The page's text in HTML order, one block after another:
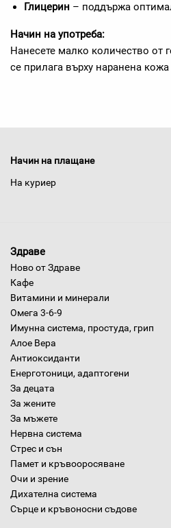
Глицерин – поддържа
Начин на употреба:
Нанесете малко количество от
се прилага върху наранена
Начин на плащане
На куриер
Здраве
Ново от Здраве
Кафе
Витамини и минерали
Омега 3-6-9
Имунна система, простуда, грип
Алое Вера
Антиоксиданти
Енерготоници, адаптогени
За децата
За жените
За мъжете
Нервна система
Стрес и сън
Памет и кръвооросяване
Очи и зрение
Дихателна система
Сърце и кръвоносни съдове